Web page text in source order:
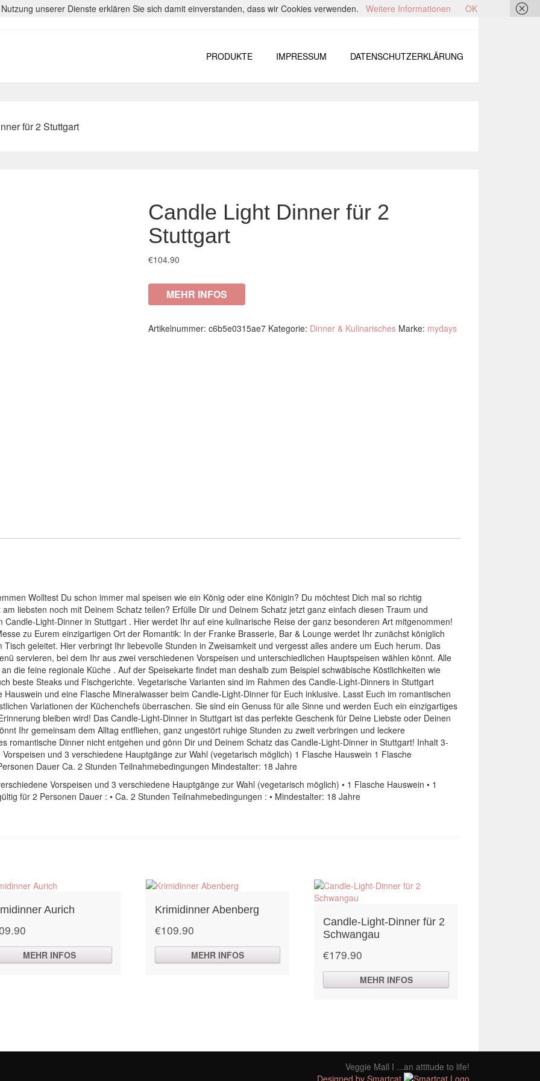
PRODUKTE IMPRESSUM DATENSCHUTZERKLÄRUNG
für 2 Stuttgart
Candle Light Dinner für 2
Stuttgart
€104.90
MEHR INFOS
Artikelnummer: c6b5e0315ae7 Kategorie: Dinner & Kulinarisches Marke: mydays
Wolltest Du schon immer mal speisen wie ein König oder eine Königin? Du möchtest Dich mal so richtig
liebsten noch mit Deinem Schatz teilen? Erfülle Dir und Deinem Schatz jetzt ganz einfach diesen Traum und
Light-Dinner in Stuttgart . Hier werdet Ihr auf eine kulinarische Reise der ganz besonderen Art mitgenommen!
zu Eurem einzigartigen Ort der Romantik: In der Franke Brasserie, Bar & Lounge werdet Ihr zunächst königlich
geleitet. Hier verbringt Ihr liebevolle Stunden in Zweisamkeit und vergesst alles andere um Euch herum. Das
servieren, bei dem Ihr aus zwei verschiedenen Vorspeisen und unterschiedlichen Hauptspeisen wählen könnt. Alle
die feine regionale Küche . Auf der Speisekarte findet man deshalb zum Beispiel schwäbische Köstlichkeiten wie
beste Steaks und Fischgerichte. Vegetarische Varianten sind im Rahmen des Candle-Light-Dinners in Stuttgart
und eine Flasche Mineralwasser beim Candle-Light-Dinner für Euch inklusive. Lasst Euch im romantischen
Variationen der Küchenchefs überraschen. Sie sind ein Genuss für alle Sinne und werden Euch ein einzigartiges
bleiben wird! Das Candle-Light-Dinner in Stuttgart ist das perfekte Geschenk für Deine Liebste oder Deinen
Ihr gemeinsam dem Alltag entfliehen, ganz ungestört ruhige Stunden zu zweit verbringen und leckere
romantische Dinner nicht entgehen und gönn Dir und Deinem Schatz das Candle-Light-Dinner in Stuttgart! Inhalt 3-
und 3 verschiedene Hauptgänge zur Wahl (vegetarisch möglich) 1 Flasche Hauswein 1 Flasche
Dauer Ca. 2 Stunden Teilnahmebedingungen Mindestalter: 18 Jahre
Vorspeisen und 3 verschiedene Hauptgänge zur Wahl (vegetarisch möglich) • 1 Flasche Hauswein • 1
für 2 Personen Dauer : • Ca. 2 Stunden Teilnahmebedingungen : • Mindestalter: 18 Jahre
Aurich
MEHR INFOS
Krimidinner Abenberg
€109.90
MEHR INFOS
Candle-Light-Dinner für 2
Schwangau
€179.90
MEHR INFOS
Veggie Mall I ...an attitude to life!
unserer Dienste erklären Sie sich damit einverstanden, dass wir Cookies verwenden. Weitere Informationen OK